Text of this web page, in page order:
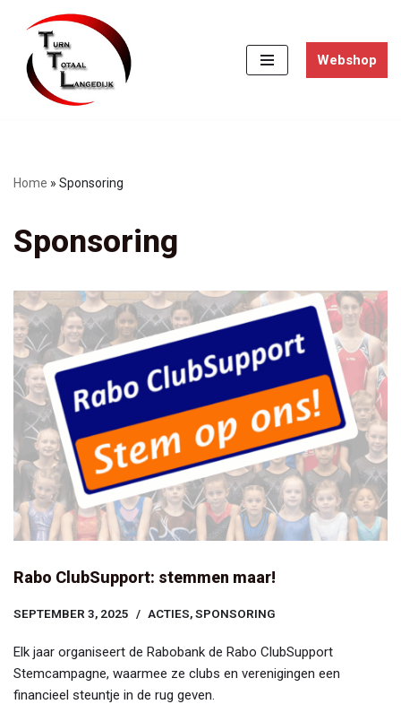
naar
Webshop
Home » Sponsoring
Sponsoring
Rabo ClubSupport: stemmen maar!
SEPTEMBER 3, 2025 ACTIES,SPONSORING
Elk jaar organiseert de Rabobank de Rabo ClubSupport
Stemcampagne, waarmee ze clubs en verenigingen een
financieel steuntje in de rug geven.